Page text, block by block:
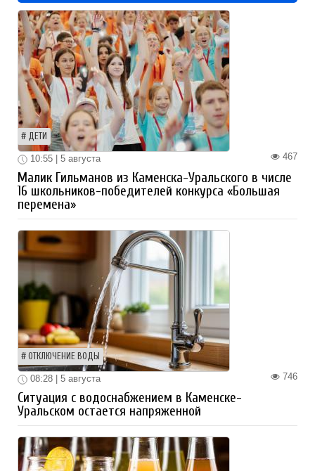
ДЕТИ
467
10:55 | 5 августа
Малик Гильманов из Каменска-Уральского в числе
16 школьников-победителей конкурса «Большая
перемена»
ОТКЛЮЧЕНИЕ ВОДЫ
746
08:28 | 5 августа
Ситуация с водоснабжением в Каменске-
Уральском остается напряженной